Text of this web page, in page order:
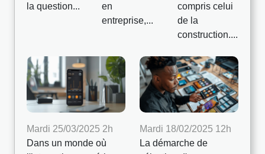
la question...
en
entreprise,...
compris celui
de la
construction....
Mardi 25/03/2025 2h
Dans un monde où
Mardi 18/02/2025 12h
La démarche de